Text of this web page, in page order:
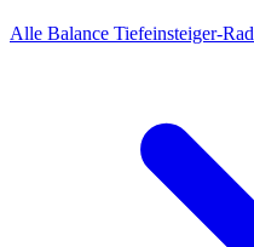
Alle Balance Tiefeinsteiger-Rad